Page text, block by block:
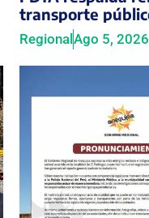
transporte
Regional Ago 5, 2026